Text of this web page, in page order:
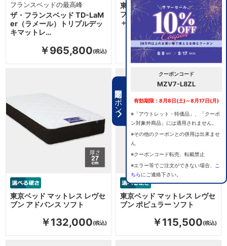
期間限定クーポン
クーポンコード
MZV7-L8ZL
有効期限：8月8日(土)～8月17日(月)
※「アウトレット・特価品」、「クーポ
ン対象外商品」には適用されません。
※その他のクーポンとの併用は出来ませ
ん
※クーポンコード転売、転載禁止
※エラー等でご注文ができない場合、
こ
ちらにご連絡下さい。
ザ・フランスベッド TD-LaM
er（ラメール）トリプルデッ
キマットレ…
フランスベッドの最高峰
￥965,800
東京ベッド マットレス レヴセ
ブン ハイエスト ソフト 羊毛
＋ソフトタ…
￥154,000
東京ベッド マットレス レヴセ
ブン アドバンス ソフト
￥132,000
東京ベッド マットレス レヴセ
ブン ポピュラー ソフト
￥115,500